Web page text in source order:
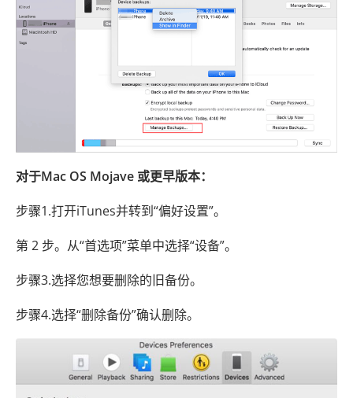
对于Mac OS Mojave 或更早版本：
步骤1.打开iTunes并转到“偏好设置”。
第 2 步。从“首选项”菜单中选择“设备”。
步骤3.选择您想要删除的旧备份。
步骤4.选择“删除备份”确认删除。